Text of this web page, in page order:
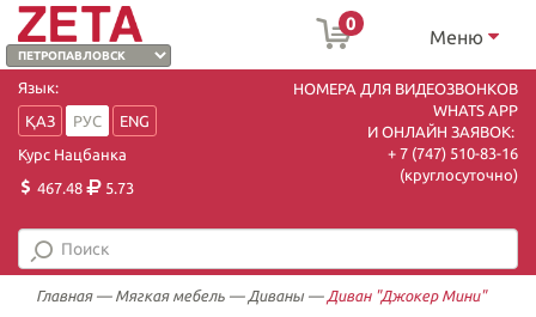
0
Меню
Язык:
ҚАЗ
РУС
ENG
Курс Нацбанка
467.48
5.73
НОМЕРА ДЛЯ ВИДЕОЗВОНКОВ
WHATS APP
И ОНЛАЙН ЗАЯВОК:
+ 7 (747) 510-83-16
(круглосуточно)
Главная— Мягкая мебель — Диваны — Диван "Джокер Мини"